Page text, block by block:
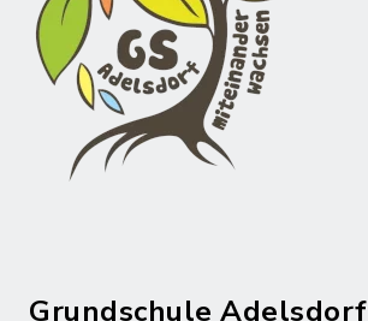
Grundschule Adelsdorf